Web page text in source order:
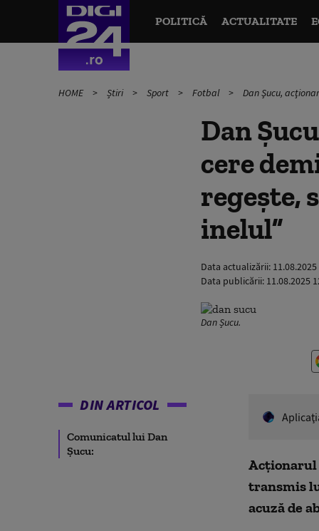
POLITICĂ ACTUALITATE
HOME Știri Sport Fotbal Dan Şucu,
Dan
cere
regeşte,
inelul”
Data actualizării:
Data publicării: 11.08.2025
Dan Șucu.
DIN ARTICOL
Comunicatul lui Dan
Şucu:
Acţionarul
transmis
acuză de